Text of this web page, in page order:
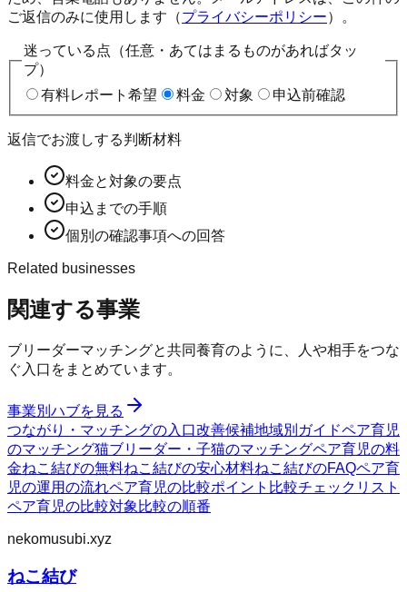
ご返信のみに使用します（プライバシーポリシー）。
迷っている点（任意・あてはまるものがあればタッ
プ）
有料レポート希望
料金 対象 申込前確認
返信でお渡しする判断材料
料金と対象の要点
申込までの手順
個別の確認事項への回答
Related businesses
関連する事業
ブリーダーマッチングと共同養育のように、人や相手をつな
ぐ入口をまとめています。
事業別ハブを見る
つながり・マッチングの入口 改善候補地域別ガイドペア育児
のマッチング猫ブリーダー・子猫のマッチングペア育児の料
金ねこ結びの無料ねこ結びの安心材料ねこ結びのFAQペア育
児の運用の流れペア育児の比較ポイント 比較チェックリスト
ペア育児の比較対象比較の順番
nekomusubi.xyz
ねこ結び